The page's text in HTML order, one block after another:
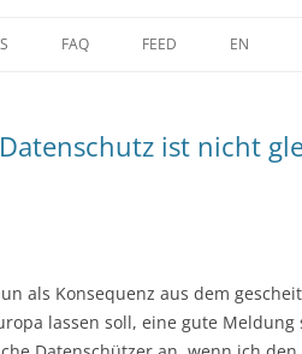
Inhalt
FAQ FEED EN
ist nicht
als Konsequenz aus dem
lassen soll, eine gute Meldung